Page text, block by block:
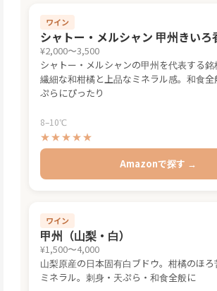
ワイン
シャトー・メルシャン 甲州きいろ
¥2,000〜3,500
シャトー・メルシャンの甲州を代表する銘
繊細な和柑橘と上品なミネラル感。和食全
ぷらにぴったり
8–10℃
★★★★★
Amazonで探す →
ワイン
甲州（山梨・白）
¥1,500〜4,000
山梨原産の日本固有白ブドウ。柑橘のほ
ミネラル。刺身・天ぷら・和食全般に